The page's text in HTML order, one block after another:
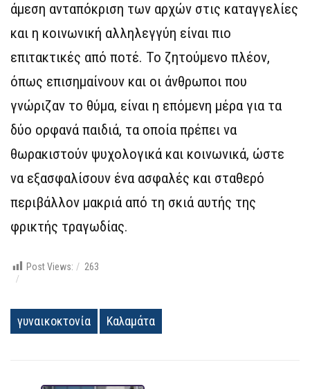
άμεση ανταπόκριση των αρχών στις καταγγελίες
και η κοινωνική αλληλεγγύη είναι πιο
επιτακτικές από ποτέ. Το ζητούμενο πλέον,
όπως επισημαίνουν και οι άνθρωποι που
γνώριζαν το θύμα, είναι η επόμενη μέρα για τα
δύο ορφανά παιδιά, τα οποία πρέπει να
θωρακιστούν ψυχολογικά και κοινωνικά, ώστε
να εξασφαλίσουν ένα ασφαλές και σταθερό
περιβάλλον μακριά από τη σκιά αυτής της
φρικτής τραγωδίας.
Post Views: 263
γυναικοκτονία Καλαμάτα